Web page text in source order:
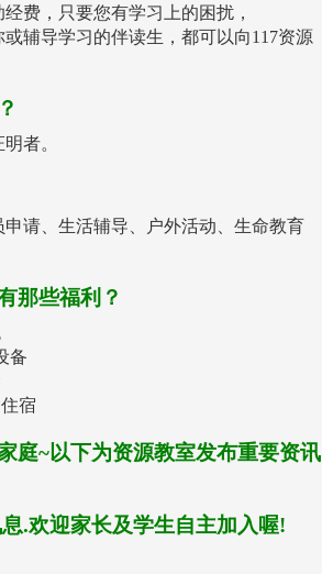
费，只要您有学习上的困扰，
辅导学习的伴读生，都可以向117资源
者。
请、生活辅导、户外活动、生命教育
那些福利？
备
宿
庭~以下为资源教室发布重要资讯
.欢迎家长及学生自主加入喔!